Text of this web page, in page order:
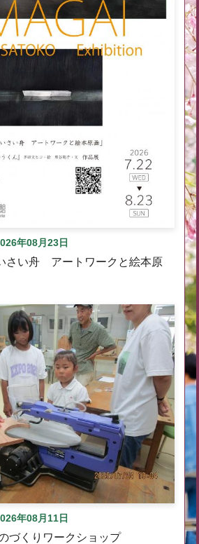
年08月23日
さい舟 アートワークと絵本原
年08月11日
づくりワークショップ